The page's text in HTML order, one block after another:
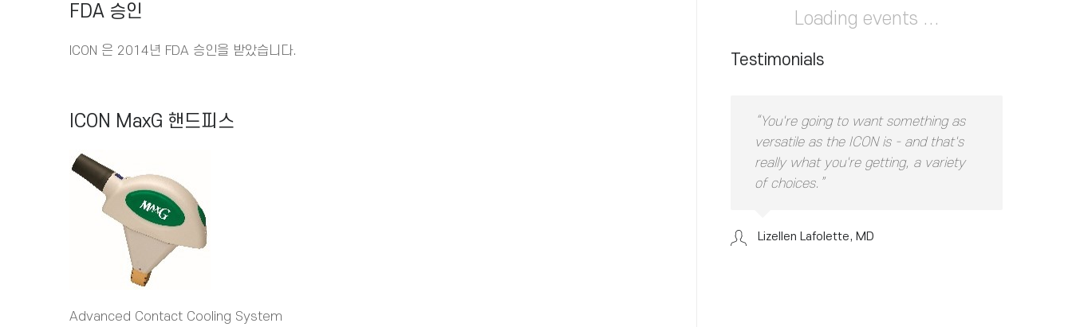
FDA 승인
ICON 은 2014년 FDA 승인을 받았습니다.
ICON MaxG 핸드피스
Advanced Contact Cooling System
Loading events ...
Testimonials
“You're going to want something as
versatile as the ICON is - and that's
really what you're getting, a variety
of choices.”
Lizellen Lafolette, MD